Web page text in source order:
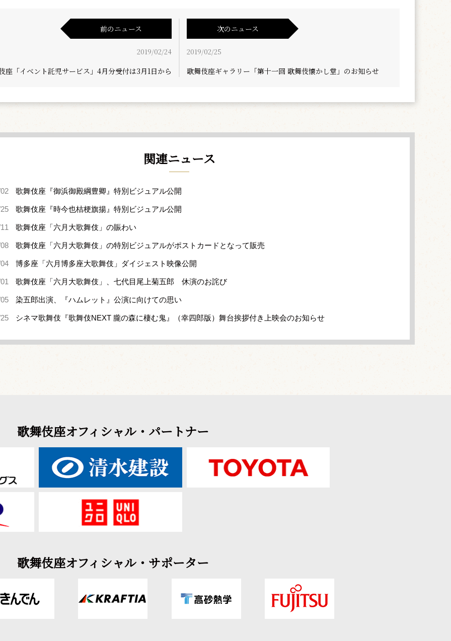
前のニュース
2019/02/24
座「イベント託児サービス」4月分受付は3月1日から
次のニュース
2019/02/25
歌舞伎座ギャラリー「第十一回 歌舞伎懐かし堂」のお知らせ
関連ニュース
歌舞伎座『御浜御殿綱豊卿』特別ビジュアル公開
歌舞伎座『時今也桔梗旗揚』特別ビジュアル公開
歌舞伎座「六月大歌舞伎」の賑わい
歌舞伎座「六月大歌舞伎」の特別ビジュアルがポストカードとなって販売
博多座「六月博多座大歌舞伎」ダイジェスト映像公開
歌舞伎座「六月大歌舞伎」、七代目尾上菊五郎 休演のお詫び
染五郎出演、『ハムレット』公演に向けての思い
シネマ歌舞伎『歌舞伎NEXT 朧の森に棲む鬼』（幸四郎版）舞台挨拶付き上映会のお知らせ
歌舞伎座オフィシャル・パートナー
歌舞伎座オフィシャル・サポーター